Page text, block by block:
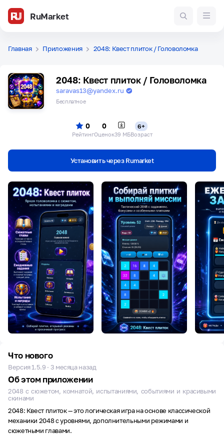
RuMarket
Главная Приложения 2048: Квест плиток / Головоломка
2048: Квест плиток / Головоломка
saravas13@yandex.ru
Бесплатное
0
Рейтинг
0
Оценок39 МБ
6+
Возраст
Установить через Rumarket
Что нового
Версия 1.5.9 · 3 месяца назад
Об этом приложении
2048 с сюжетом, комнатой, испытаниями, событиями и красивыми
скинами
2048: Квест плиток — это логическая игра на основе классической
механики 2048 с уровнями, дополнительными режимами и
сюжетными главами.